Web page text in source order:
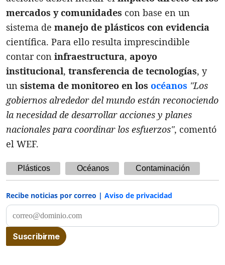
mercados y comunidades con base en un
sistema de manejo de plásticos con evidencia
científica. Para ello resulta imprescindible
contar con infraestructura, apoyo
institucional, transferencia de tecnologías, y
un sistema de monitoreo en los océanos "Los
gobiernos alrededor del mundo están reconociendo
la necesidad de desarrollar acciones y planes
nacionales para coordinar los esfuerzos", comentó
el WEF.
Plásticos Océanos Contaminación
Recibe noticias por correo | Aviso de privacidad